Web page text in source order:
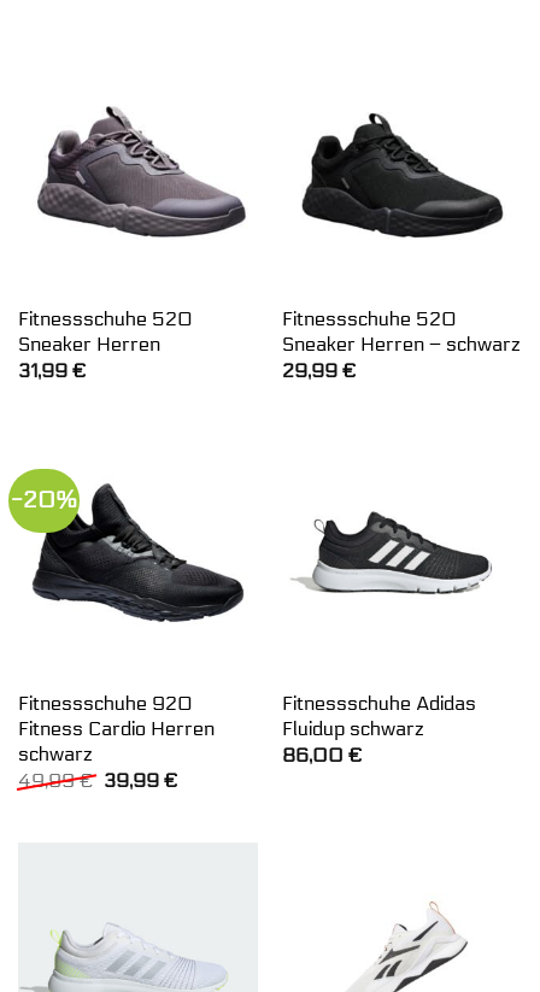
Fitnessschuhe 520
Sneaker Herren
31,99 €
Fitnessschuhe 520
Sneaker Herren – schwarz
29,99 €
-20%
Fitnessschuhe 920
Fitness Cardio Herren
schwarz
49,99€ Ursprünglicher
39,99 €Aktueller
Fitnessschuhe Adidas
Fluidup schwarz
86,00 €